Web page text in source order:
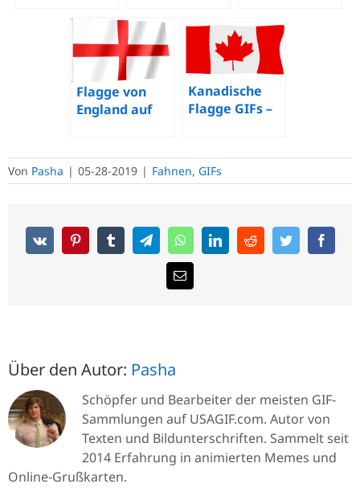
kostenlos
kostenlos
Bilder
kostenlos
Flagge von
England auf
Bilder
kostenlos
Kanadische
Flagge GIFs –
kostenlos
Von Pasha | 05-28-2019 | Fahnen, GIFs
Über den Autor: Pasha
Schöpfer und Bearbeiter der meisten GIF-
Sammlungen auf USAGIF.com. Autor von
Texten und Bildunterschriften. Sammelt seit
2014 Erfahrung in animierten Memes und
Online-Grußkarten.